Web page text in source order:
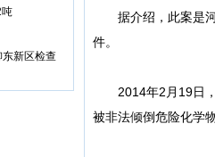
新区检查
据介绍，此案是河
件。
2014年2月19日，
被非法倾倒危险化学